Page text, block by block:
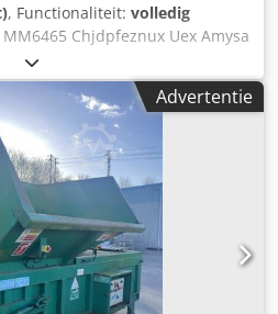
, Functionaliteit: volledig
MM6465 Chjdpfeznux Uex Amysa
SuperSealer, een
werking, gemonteerd op
onderstel. Fabrikant: OK
SB-40 EU. Serienummer: 218-
tot 21,3 m/min. Materiaal van
tot 15 mils of 380
naar links. LET OP: Er zijn 2
verkoop (4.800 euro per stuk).
Advertentie